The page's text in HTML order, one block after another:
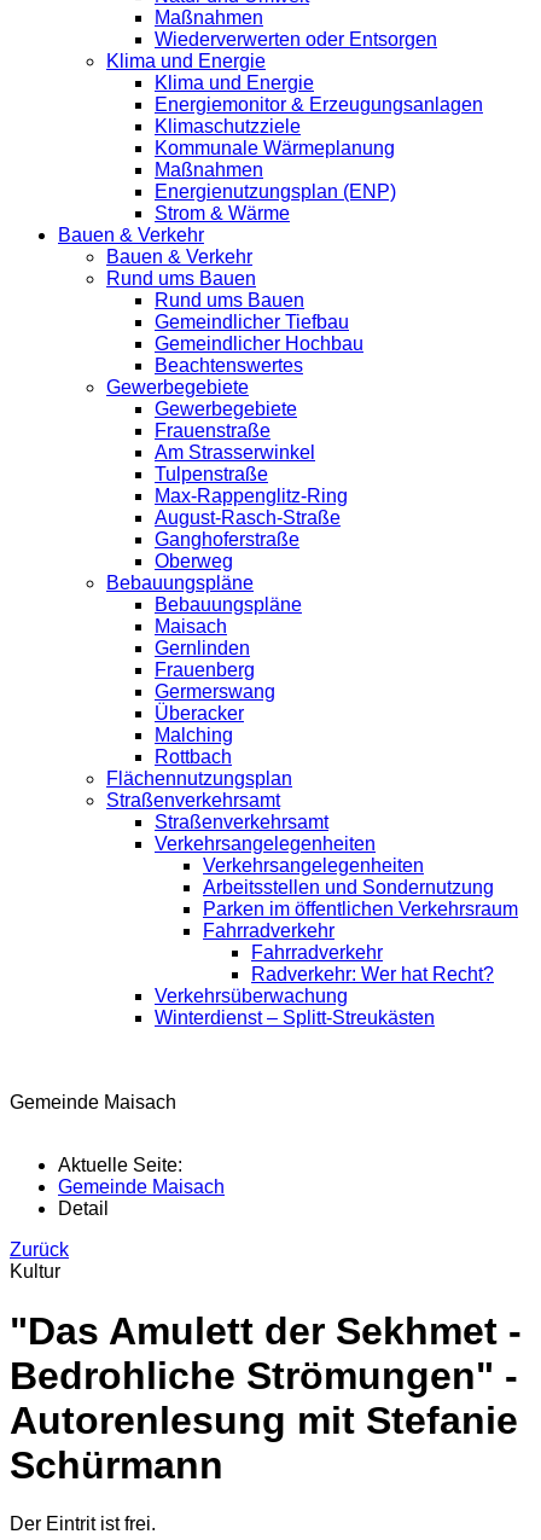
Maßnahmen
Wiederverwerten oder Entsorgen
Klima und Energie
Klima und Energie
Energiemonitor & Erzeugungsanlagen
Klimaschutzziele
Kommunale Wärmeplanung
Maßnahmen
Energienutzungsplan (ENP)
Strom & Wärme
Bauen & Verkehr
Bauen & Verkehr
Rund ums Bauen
Rund ums Bauen
Gemeindlicher Tiefbau
Gemeindlicher Hochbau
Beachtenswertes
Gewerbegebiete
Gewerbegebiete
Frauenstraße
Am Strasserwinkel
Tulpenstraße
Max-Rappenglitz-Ring
August-Rasch-Straße
Ganghoferstraße
Oberweg
Bebauungspläne
Bebauungspläne
Maisach
Gernlinden
Frauenberg
Germerswang
Überacker
Malching
Rottbach
Flächennutzungsplan
Straßenverkehrsamt
Straßenverkehrsamt
Verkehrsangelegenheiten
Verkehrsangelegenheiten
Arbeitsstellen und Sondernutzung
Parken im öffentlichen Verkehrsraum
Fahrradverkehr
Fahrradverkehr
Radverkehr: Wer hat Recht?
Verkehrsüberwachung
Winterdienst – Splitt-Streukästen
Gemeinde Maisach
Aktuelle Seite:
Gemeinde Maisach
Detail
Zurück
Kultur
"Das Amulett der Sekhmet -
Bedrohliche Strömungen" -
Autorenlesung mit Stefanie
Schürmann
Der Eintrit ist frei.